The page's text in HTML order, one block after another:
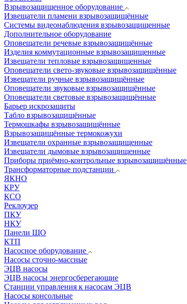
Взрывозащищенное оборудование
Извещатели пламени взрывозащищённые
Системы видеонаблюдения взрывозащищенные
Дополнительное оборудование
Оповещатели речевые взрывозащищённые
Изделия коммутационные взрывозащищенные
Извещатели тепловые взрывозащищенные
Оповещатели свето-звуковые взрывозащищённые
Извещатели ручные взрывозащищённые
Оповещатели звуковые взрывозащищённые
Оповещатели световые взрывозащищённые
Барьер искрозащиты
Табло взрывозащищённые
Термошкафы взрывозащищённые
Взрывозащищённые термокожухи
Извещатели охранные взрывозащищенные
Извещатели дымовые взрывозащищенные
Приборы приёмно-контрольные взрывозащищённые
Трансформаторные подстанции
ЯКНО
КРУ
КСО
Реклоузер
ПКУ
НКУ
Панели ЩО
КТП
Насосное оборудование
Насосы сточно-массные
ЭЦВ насосы
ЭЦВ насосы энергосберегающие
Станции управления к насосам ЭЦВ
Насосы консольные